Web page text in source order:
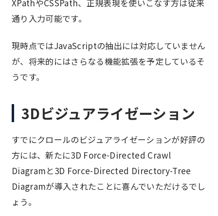
XPathやCSSPath、正規表現を使いこなす方は従来
通り入力可能です。
現時点ではJavaScriptの抽出には対応していません
が、将来的にはさらなる機能拡張を予定しているそ
うです。
3Dビジュアライゼーション
すでにクロールのビジュアライゼーションが好評の
方には、新たに3D Force-Directed Crawl
Diagramと3D Force-Directed Directory-Tree
Diagramが導入されたことに喜んでいただけるでし
ょう。